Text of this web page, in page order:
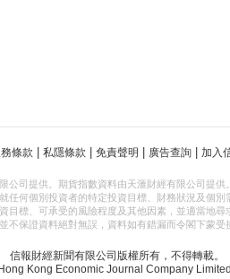
條款 私隱條款 免責聲明 廣告查詢 加入
公司提供。期貨指數資料由天滙財經有限公司提供
任何個別投資者的特定投資目標、財務狀況及個
目標、可承受的風險程度及其他因素，並適當地
不保證資料絕對無誤，資料如有錯漏而令閣下蒙受
信報財經新聞有限公司版權所有，不得轉載。
Kong Economic Journal Company